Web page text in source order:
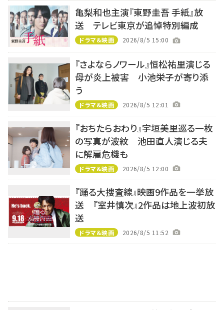
亀梨和也主演『東野圭吾 手紙』放
送 テレビ東京が追悼特別編成
ドラマ＆映画 2026/8/5 15:00
『さよならノワール』恒松祐里演じる
母が炎上被害 小池栄子が寄り添
う
ドラマ＆映画 2026/8/5 12:01
『おちたらおわり』宇垣美里巡る一枚
の写真が波紋 池田直人演じる夫
に解雇危機も
ドラマ＆映画 2026/8/5 12:00
『踊る大捜査線』映画9作品を一挙放
送 『室井慎次』2作品は地上波初放
送
ドラマ＆映画 2026/8/5 11:52